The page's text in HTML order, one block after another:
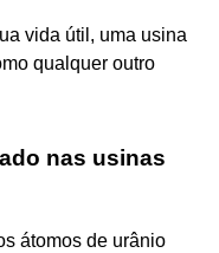
vida útil, uma usina
qualquer outro
nas usinas
átomos de urânio